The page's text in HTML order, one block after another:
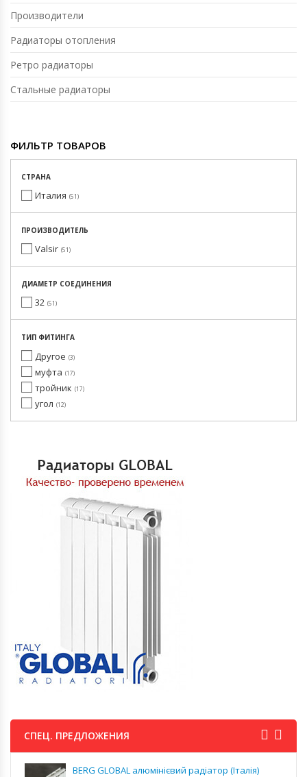
Производители
Радиаторы отопления
Ретро радиаторы
Стальные радиаторы
ФИЛЬТР ТОВАРОВ
СТРАНА
Италия 51
ПРОИЗВОДИТЕЛЬ
Valsir 51
ДИАМЕТР СОЕДИНЕНИЯ
32 51
ТИП ФИТИНГА
Другое 3
муфта 17
тройник 17
угол 12
СПЕЦ. ПРЕДЛОЖЕНИЯ
BERG GLOBAL алюмінієвий радіатор (Італія)